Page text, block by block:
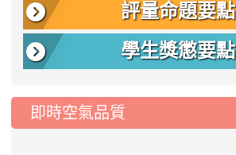
評量命題要點
學生獎懲要點
即時空氣品質